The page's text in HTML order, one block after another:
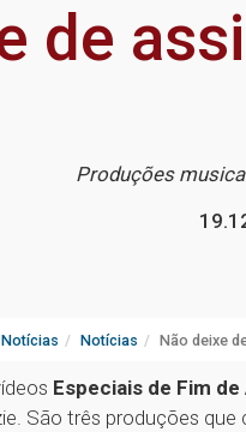
de
Produções
Notícias Não deixe
Especiais de Fim de
São três produções